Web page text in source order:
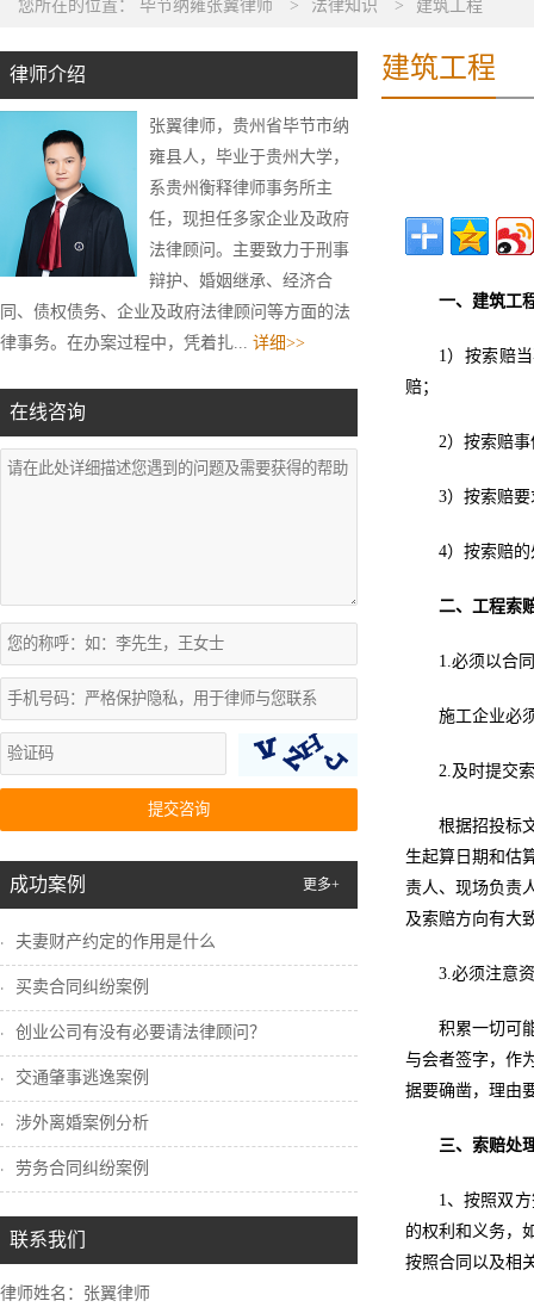
您所在的位置： 毕节纳雍张翼律师 > 法律知识 > 建筑工程
律师介绍
张翼律师，贵州省毕节市纳
雍县人，毕业于贵州大学，
系贵州衡释律师事务所主
任，现担任多家企业及政府
法律顾问。主要致力于刑事
辩护、婚姻继承、经济合
同、债权债务、企业及政府法律顾问等方面的法
律事务。在办案过程中，凭着扎... 详细>>
在线咨询
提交咨询
成功案例 更多+
夫妻财产约定的作用是什么
买卖合同纠纷案例
创业公司有没有必要请法律顾问？
交通肇事逃逸案例
涉外离婚案例分析
劳务合同纠纷案例
联系我们
律师姓名：张翼律师
建筑工程
一、建筑工
1）按索赔
赔；
2）按索赔
3）按索赔
4）按索赔
二、工程索
1.必须以合
施工企业必
2.及时提交
根据招投标
生起算日期和估
责人、现场负责
及索赔方向有大
3.必须注意
积累一切可
与会者签字，作
据要确凿，理由
三、索赔处
1、按照双
的权利和义务，
按照合同以及相